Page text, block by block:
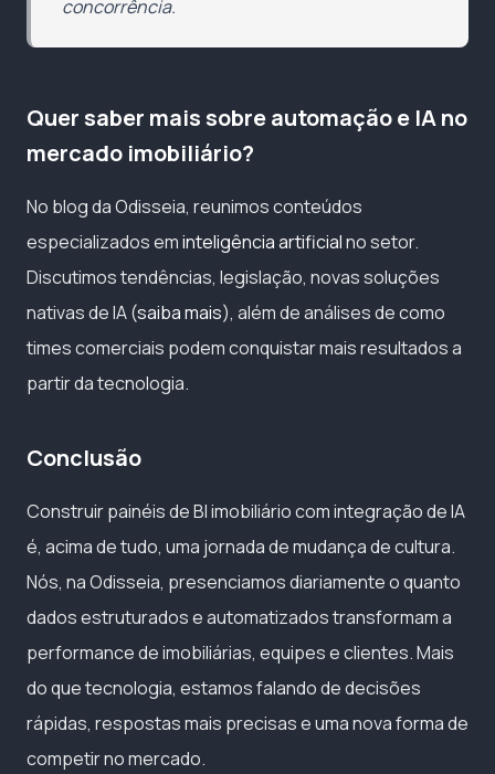
concorrência.
Quer saber mais sobre automação e IA no
mercado imobiliário?
No blog da Odisseia, reunimos conteúdos
especializados eminteligência artificialno setor.
Discutimos tendências, legislação, novas soluções
nativas de IA (saiba mais), além de análises de como
times comerciais podem conquistar mais resultados a
partir da tecnologia.
Conclusão
Construir painéis de BI imobiliário com integração de IA
é, acima de tudo, uma jornada de mudança de cultura.
Nós, na Odisseia, presenciamos diariamente o quanto
dados estruturados e automatizados transformam a
performance de imobiliárias, equipes e clientes. Mais
do que tecnologia, estamos falando de decisões
rápidas, respostas mais precisas e uma nova forma de
competir no mercado.